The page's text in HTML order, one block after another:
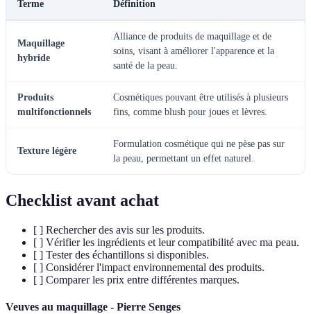
Terme Définition
Maquillage
hybride
Alliance de produits de maquillage et de
soins, visant à améliorer l'apparence et la
santé de la peau.
Produits
multifonctionnels
Cosmétiques pouvant être utilisés à plusieurs
fins, comme blush pour joues et lèvres.
Texture légère
Formulation cosmétique qui ne pèse pas sur
la peau, permettant un effet naturel.
Checklist avant achat
[ ] Rechercher des avis sur les produits.
[ ] Vérifier les ingrédients et leur compatibilité avec ma peau.
[ ] Tester des échantillons si disponibles.
[ ] Considérer l'impact environnemental des produits.
[ ] Comparer les prix entre différentes marques.
Veuves au maquillage - Pierre Senges